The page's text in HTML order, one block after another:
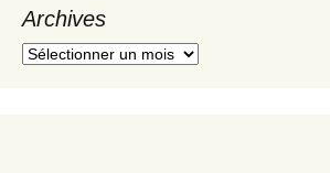
Archives
A